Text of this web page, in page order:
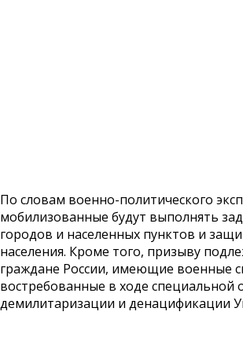
По словам военно-политического
мобилизованные будут выполнять
городов и населенных пунктов и
населения. Кроме того, призыву
граждане России, имеющие военные
востребованные в ходе специальной
демилитаризации и денацификации